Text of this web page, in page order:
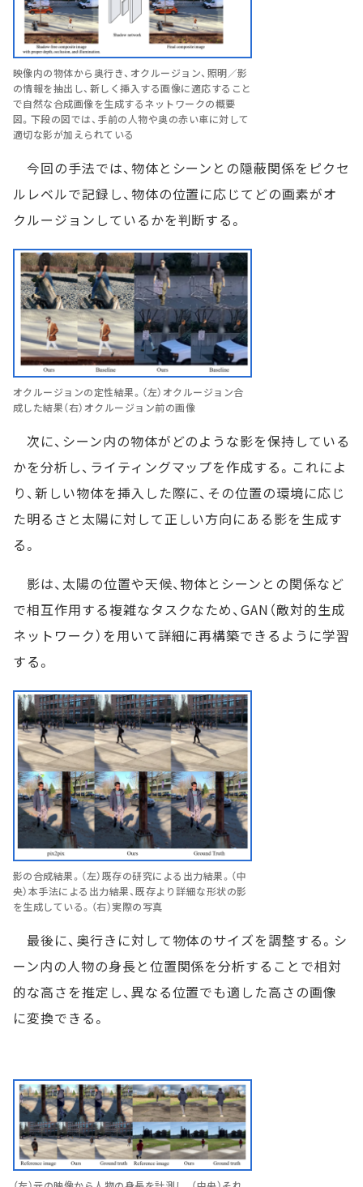
映像内の物体から奥行き、オクルージョン、照明／影
の情報を抽出し、新しく挿入する画像に適応すること
で自然な合成画像を生成するネットワークの概要
図。下段の図では、手前の人物や奥の赤い車に対して
適切な影が加えられている
今回の手法では、物体とシーンとの隠蔽関係をピクセ
ルレベルで記録し、物体の位置に応じてどの画素がオ
クルージョンしているかを判断する。
オクルージョンの定性結果。（左）オクルージョン合
成した結果（右）オクルージョン前の画像
次に、シーン内の物体がどのような影を保持している
かを分析し、ライティングマップを作成する。これによ
り、新しい物体を挿入した際に、その位置の環境に応じ
た明るさと太陽に対して正しい方向にある影を生成す
る。
影は、太陽の位置や天候、物体とシーンとの関係など
で相互作用する複雑なタスクなため、GAN（敵対的生成
ネットワーク）を用いて詳細に再構築できるように学習
する。
影の合成結果。（左）既存の研究による出力結果。（中
央）本手法による出力結果、既存より詳細な形状の影
を生成している。（右）実際の写真
最後に、奥行きに対して物体のサイズを調整する。シ
ーン内の人物の身長と位置関係を分析することで相対
的な高さを推定し、異なる位置でも適した高さの画像
に変換できる。